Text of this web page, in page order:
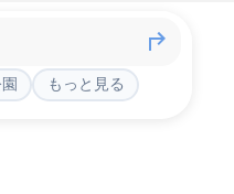
もっと見る